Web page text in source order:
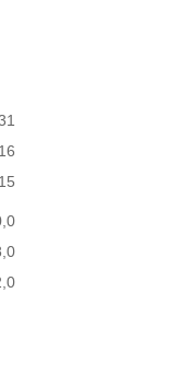
16
15